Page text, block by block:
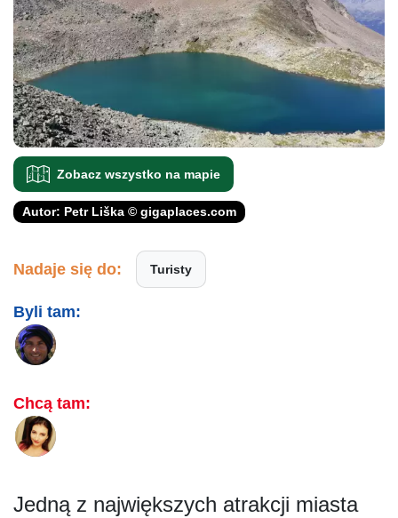
Zobacz wszystko na mapie
Autor: Petr Liška © gigaplaces.com
Nadaje się do: Turisty
Byli tam:
Chcą tam:
Jedną z największych atrakcji miasta